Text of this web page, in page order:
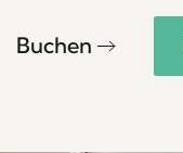
Buchen